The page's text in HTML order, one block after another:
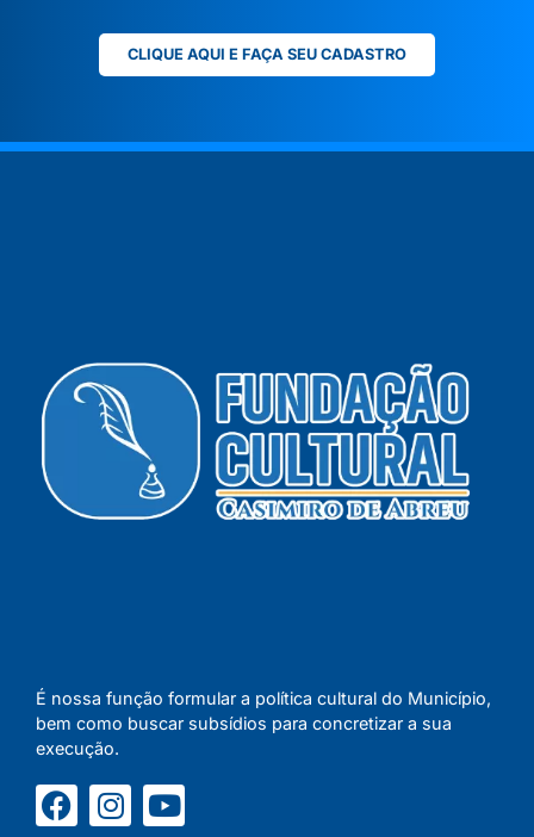
CLIQUE AQUI E FAÇA SEU CADASTRO
É nossa função formular a política cultural do Município,
bem como buscar subsídios para concretizar a sua
execução.